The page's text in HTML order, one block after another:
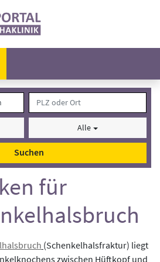
Alle
Suchen
für
(Schenkelhalsfraktur) liegt
zwischen Hüftkopf und